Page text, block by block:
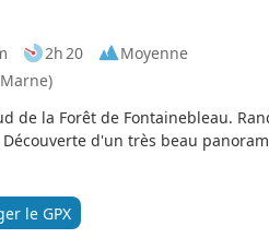
2h 20
Moyenne
de la Forêt de Fontainebleau.
d'un très beau
le GPX